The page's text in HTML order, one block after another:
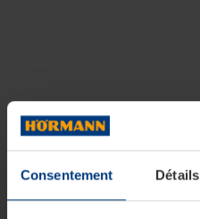
Consentement Détails